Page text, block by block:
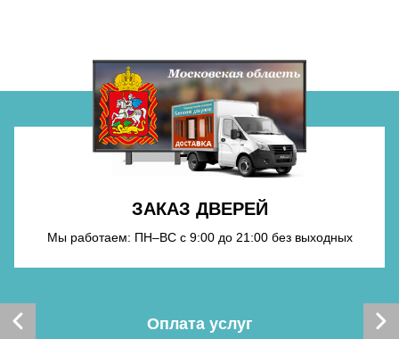
Хочу такую
ЗАКАЗ ДВЕРЕЙ
Мы работаем: ПН–ВС с 9:00 до 21:00 без выходных
Оплата услуг